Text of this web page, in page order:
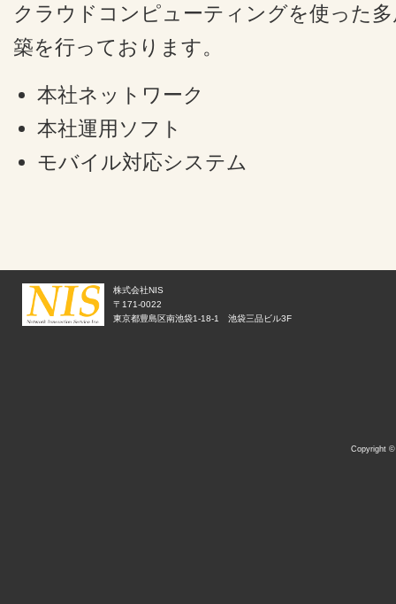
クラウドコンピューティングを使った
築を行っております。
本社ネットワーク
本社運用ソフト
モバイル対応システム
株式会社NIS
〒171-0022
東京都豊島区南池袋1-18-1 池袋三品ビル3F
Copyright ©